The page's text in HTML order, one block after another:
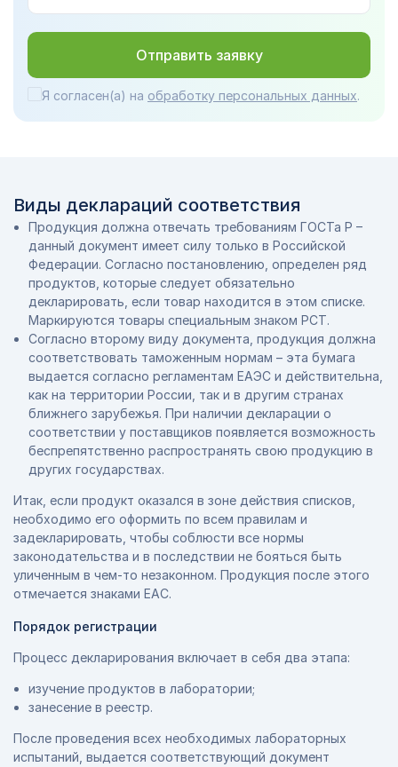
Отправить заявку
Я согласен(а) на обработку персональных данных.
Виды деклараций соответствия
Продукция должна отвечать требованиям ГОСТа Р –
данный документ имеет силу только в Российской
Федерации. Согласно постановлению, определен ряд
продуктов, которые следует обязательно
декларировать, если товар находится в этом списке.
Маркируются товары специальным знаком РСТ.
Согласно второму виду документа, продукция должна
соответствовать таможенным нормам – эта бумага
выдается согласно регламентам ЕАЭС и действительна,
как на территории России, так и в другим странах
ближнего зарубежья. При наличии декларации о
соответствии у поставщиков появляется возможность
беспрепятственно распространять свою продукцию в
других государствах.
Итак, если продукт оказался в зоне действия списков,
необходимо его оформить по всем правилам и
задекларировать, чтобы соблюсти все нормы
законодательства и в последствии не бояться быть
уличенным в чем-то незаконном. Продукция после этого
отмечается знаками ЕАС.
Порядок регистрации
Процесс декларирования включает в себя два этапа:
изучение продуктов в лаборатории;
занесение в реестр.
После проведения всех необходимых лабораторных
испытаний, выдается соответствующий документ